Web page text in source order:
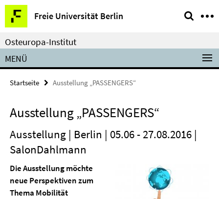
Springe
direkt
zu
Inhalt
Freie Universität Berlin
Service-
Navigation
Osteuropa-Institut
MENÜ
Startseite Ausstellung „PASSENGERS“
Ausstellung „PASSENGERS“
Ausstellung | Berlin | 05.06 - 27.08.2016 |
SalonDahlmann
Die Ausstellung möchte
neue Perspektiven zum
Thema Mobilität